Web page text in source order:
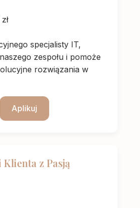
specjalisty IT,
zespołu i pomoże
rozwiązania w
Aplikuj
z Pasją